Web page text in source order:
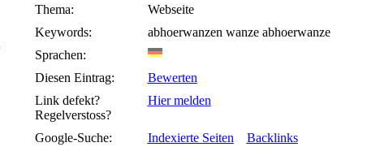
Thema:
Webseite
Keywords:
abhoerwanzen wanze abhoerwanze
Sprachen:
Diesen Eintrag:
Bewerten
Link defekt?
Regelverstoss?
Hier melden
Google-Suche: Indexierte Seiten Backlinks